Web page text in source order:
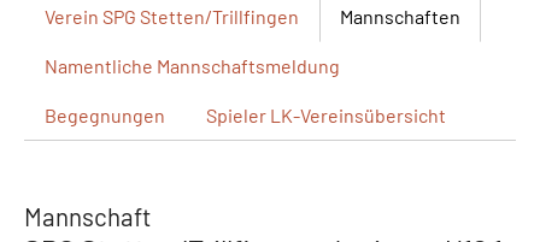
Verein SPG Stetten/Trillfingen Mannschaften
Namentliche Mannschaftsmeldung
Begegnungen Spieler LK-Vereinsübersicht
Mannschaft